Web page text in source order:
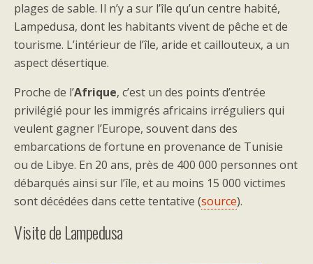
plages de sable. Il n’y a sur l’île qu’un centre habité,
Lampedusa, dont les habitants vivent de pêche et de
tourisme. L’intérieur de l’île, aride et caillouteux, a un
aspect désertique.
Proche de l’Afrique, c’est un des points d’entrée
privilégié pour les immigrés africains irréguliers qui
veulent gagner l’Europe, souvent dans des
embarcations de fortune en provenance de Tunisie
ou de Libye. En 20 ans, près de 400 000 personnes ont
débarqués ainsi sur l’île, et au moins 15 000 victimes
sont décédées dans cette tentative (source).
Visite de Lampedusa